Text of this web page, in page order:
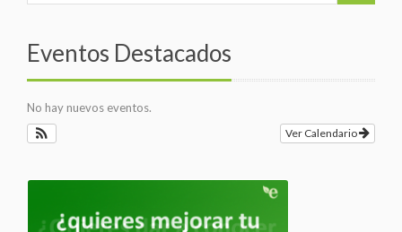
Eventos Destacados
No hay nuevos eventos.
Ver Calendario